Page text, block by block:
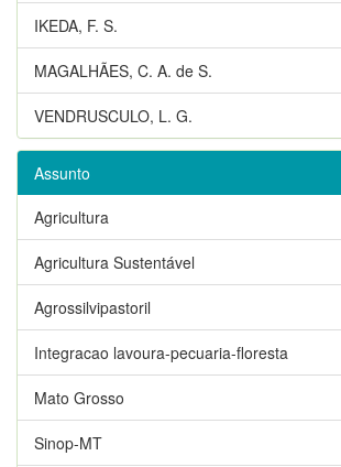
IKEDA, F. S.
MAGALHÃES, C. A. de S.
VENDRUSCULO, L. G.
Assunto
Agricultura
Agricultura Sustentável
Agrossilvipastoril
Integracao lavoura-pecuaria-floresta
Mato Grosso
Sinop-MT